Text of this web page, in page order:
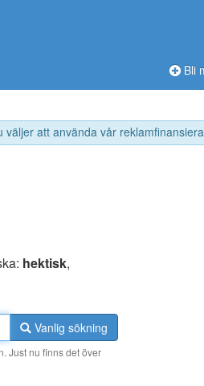
att använda vår
Bli
hektisk,
Vanlig sökning
Just nu finns det över